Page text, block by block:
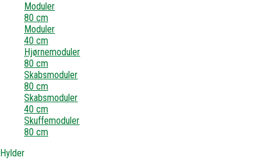
Moduler
80 cm
Moduler
40 cm
Hjørnemoduler
80 cm
Skabsmoduler
80 cm
Skabsmoduler
40 cm
Skuffemoduler
80 cm
Hylder